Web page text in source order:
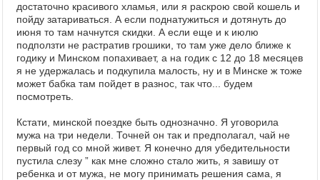
достаточно красивого хламья, или я раскрою свой кошель и
пойду затариваться. А если поднатужиться и дотянуть до
июня то там начнутся скидки. А если еще и к июлю
подползти не растратив грошики, то там уже дело ближе к
годику и Минском попахивает, а на годик с 12 до 18 месяцев
я не удержалась и подкупила малость, ну и в Минске ж тоже
может бабка там пойдет в разнос, так что... будем
посмотреть.
Кстати, минской поездке быть однозначно. Я уговорила
мужа на три недели. Точней он так и предполагал, чай не
первый год со мной живет. Я конечно для убедительности
пустила слезу ” как мне сложно стало жить, я завишу от
ребенка и от мужа, не могу принимать решения сама, я